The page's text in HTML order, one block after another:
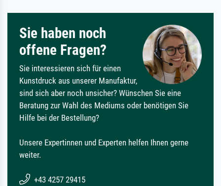
Sie haben noch
offene Fragen?
Sie interessieren sich für einen
Kunstdruck aus unserer Manufaktur,
sind sich aber noch unsicher? Wünschen Sie eine
Beratung zur Wahl des Mediums oder benötigen Sie
Hilfe bei der Bestellung?
Unsere Expertinnen und Experten helfen Ihnen gerne
weiter.
+43 4257 29415